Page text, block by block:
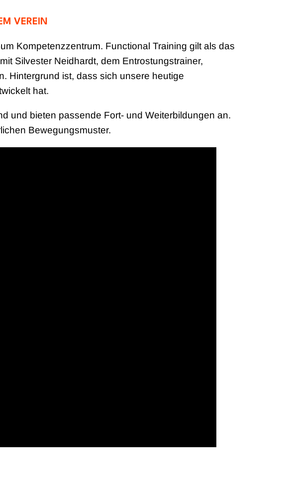
VEREIN
Kompetenzzentrum. Functional Training gilt als das
Silvester Neidhardt, dem Entrostungstrainer,
Hintergrund ist, dass sich unsere heutige
hat.
und bieten passende Fort- und Weiterbildungen an.
Bewegungsmuster.